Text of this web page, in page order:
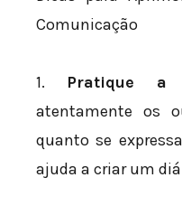
Comunicação
1. Pratique a
atentamente os
quanto se
ajuda a criar um